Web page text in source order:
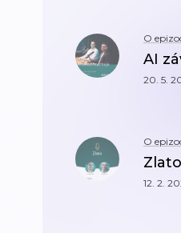
O
AI
20. 5.
O
Zlato
12. 2.